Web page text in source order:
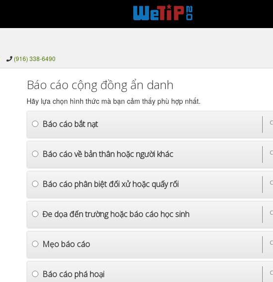
(916) 338-6490
Báo cáo cộng đồng ẩn danh
Hãy lựa chọn hình thức mà bạn cảm thấy phù hợp nhất.
Báo cáo bắt nạt
Báo cáo về bản thân hoặc người khác
Báo cáo phân biệt đối xử hoặc quấy rối
Đe dọa đến trường hoặc báo cáo học sinh
Mẹo báo cáo
Báo cáo phá hoại